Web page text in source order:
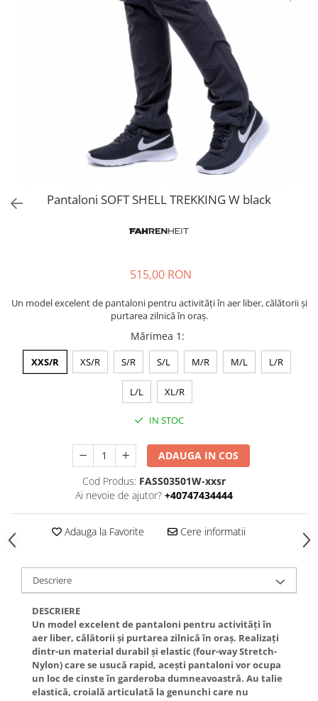
Pantaloni SOFT SHELL TREKKING W black
515,00 RON
Un model excelent de pantaloni pentru activități în aer liber, călătorii și
purtarea zilnică în oraș.
Mărimea 1 :
XXS/R XS/R S/R S/L M/R M/L L/R
L/L XL/R
IN STOC
ADAUGA IN COS
Cod Produs: FASS03501W-xxsr
Ai nevoie de ajutor? +40747434444
Adauga la Favorite Cere informatii
Descriere
DESCRIERE
Un model excelent de pantaloni pentru activități în
aer liber, călătorii și purtarea zilnică în oraș. Realizați
dintr-un material durabil și elastic (four-way Stretch-
Nylon) care se usucă rapid, acești pantaloni vor ocupa
un loc de cinste în garderoba dumneavoastră. Au talie
elastică, croială articulată la genunchi care nu